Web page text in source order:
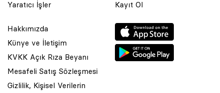
Yaratıcı İşler
Kayıt Ol
Hakkımızda
Künye ve İletişim
KVKK Açık Rıza Beyanı
Mesafeli Satış Sözleşmesi
Gizlilik, Kişisel Verilerin